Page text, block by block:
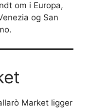
om i Europa,
og San
Market ligger